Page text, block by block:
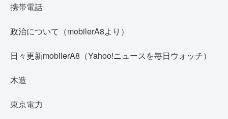
携帯電話
政治について（mobilerA8より）
日々更新mobilerA8（Yahoo!ニュースを毎日ウォッチ）
木造
東京電力